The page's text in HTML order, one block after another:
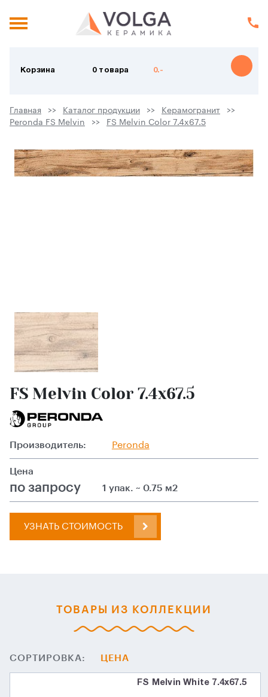
Корзина 0 товара 0.-
Главная Каталог продукции
Керамогранит
Peronda FS Melvin
FS Melvin Color 7.4x67.5
FS Melvin Color 7.4x67.5
Производитель: Peronda
Цена
по запросу 1 упак. ~ 0.75 м2
УЗНАТЬ СТОИМОСТЬ
ТОВАРЫ ИЗ КОЛЛЕКЦИИ
СОРТИРОВКА: ЦЕНА
FS Melvin White 7.4x67.5